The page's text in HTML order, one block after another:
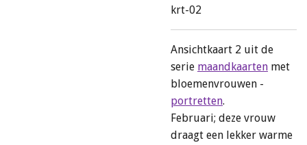
krt-02
Ansichtkaart 2 uit de
serie maandkaarten met
bloemenvrouwen -
portretten.
Februari; deze vrouw
draagt een lekker warme